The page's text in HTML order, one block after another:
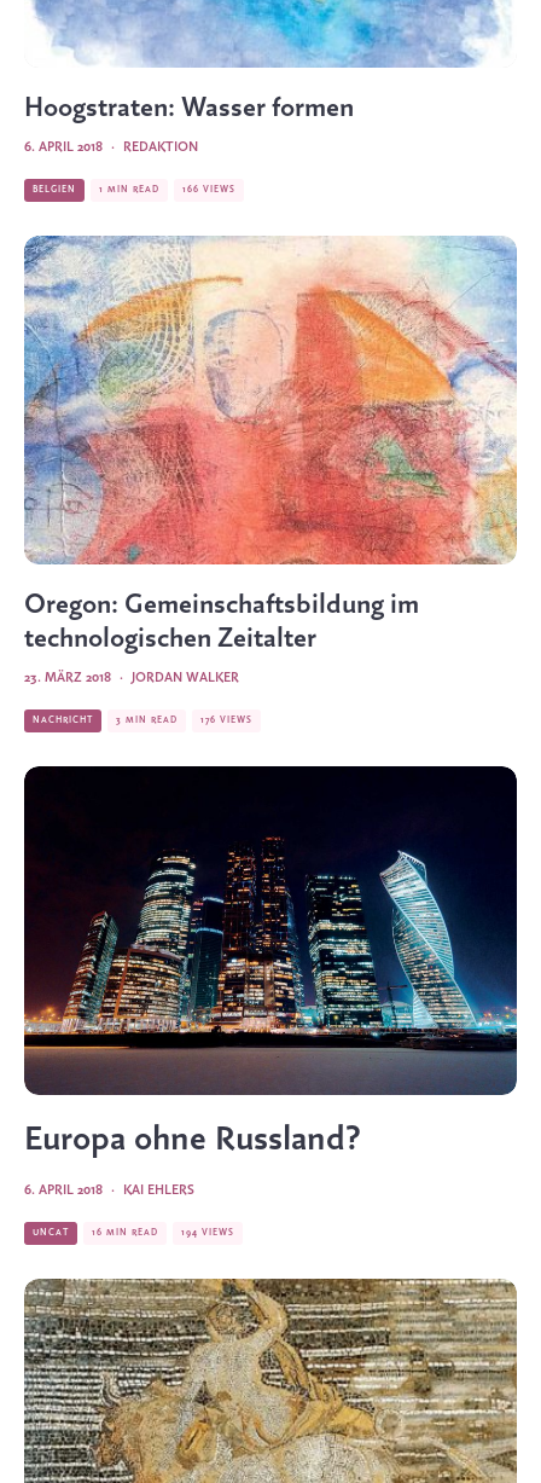
Hoogstraten: Wasser formen
REDAKTION
·
6. APRIL 2018
BELGIEN 1 MIN READ 166 VIEWS
Oregon: Gemeinschaftsbildung im
technologischen Zeitalter
JORDAN WALKER
·
23. MÄRZ 2018
NACHRICHT 3 MIN READ 176 VIEWS
Europa ohne Russland?
KAI EHLERS
·
6. APRIL 2018
UNCAT 16 MIN READ 194 VIEWS